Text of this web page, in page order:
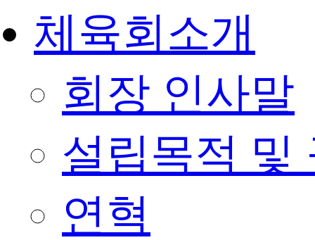
체육회소개
회장 인사말
설립목적 및
연혁